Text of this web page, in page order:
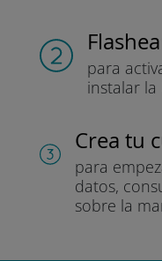
para
instalar la
Crea tu
para
datos,
sobre la